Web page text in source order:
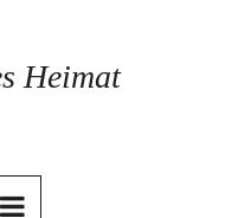
Heimat